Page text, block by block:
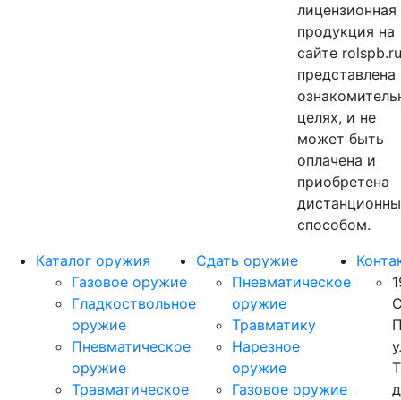
лицензионная
продукция на
сайте rolspb.ru
представлена
целях, и не
может быть
оплачена и
приобретена
способом.
Каталог оружия
Газовое оружие
Гладкоствольное
оружие
Пневматическое
оружие
Травматическое
Сдать оружие
Пневматическое
оружие
Травматику
Нарезное
оружие
Газовое оружие